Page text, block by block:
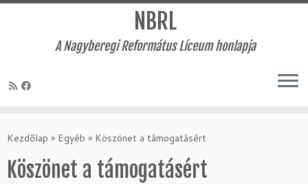
to
NBRL
A Nagyberegi Református Líceum honlapja
Kezdőlap » Egyéb » Köszönet a támogatásért
Köszönet a támogatásért